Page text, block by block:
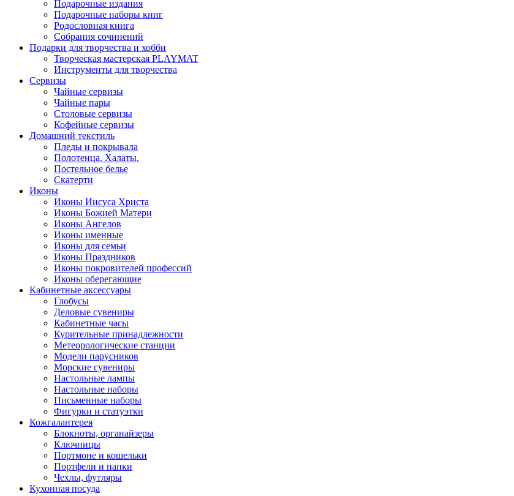
Подарочные издания
Подарочные наборы книг
Родословная книга
Собрания сочинений
Подарки для творчества и хобби
Творческая мастерская PLAYMAT
Инструменты для творчества
Cервизы
Чайные сервизы
Чайные пары
Столовые сервизы
Кофейные сервизы
Домашний текстиль
Пледы и покрывала
Полотенца. Халаты.
Постельное белье
Скатерти
Иконы
Иконы Иисуса Христа
Иконы Божией Матери
Иконы Ангелов
Иконы именные
Иконы для семьи
Иконы Праздников
Иконы покровителей профессий
Иконы оберегающие
Кабинетные аксессуары
Глобусы
Деловые сувениры
Кабинетные часы
Курительные принадлежности
Метеорологические станции
Модели парусников
Морские сувениры
Настольные лампы
Настольные наборы
Письменные наборы
Фигурки и статуэтки
Кожгалантерея
Блокноты, органайзеры
Ключницы
Портмоне и кошельки
Портфели и папки
Чехлы, футляры
Кухонная посуда